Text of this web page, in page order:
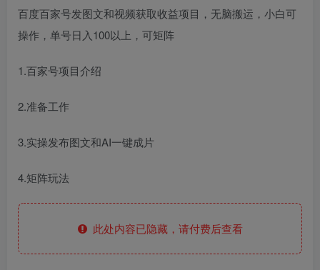
百度百家号发图文和视频获取收益项目，无脑搬运，小白可
操作，单号日入100以上，可矩阵
1.百家号项目介绍
2.准备工作
3.实操发布图文和AI一键成片
4.矩阵玩法
此处内容已隐藏，请付费后查看